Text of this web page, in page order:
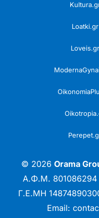
Loatki.gr
Loveis.gr
© 2026 Orama
Α.Φ.Μ. 801086294
Γ.Ε.ΜΗ
Email: